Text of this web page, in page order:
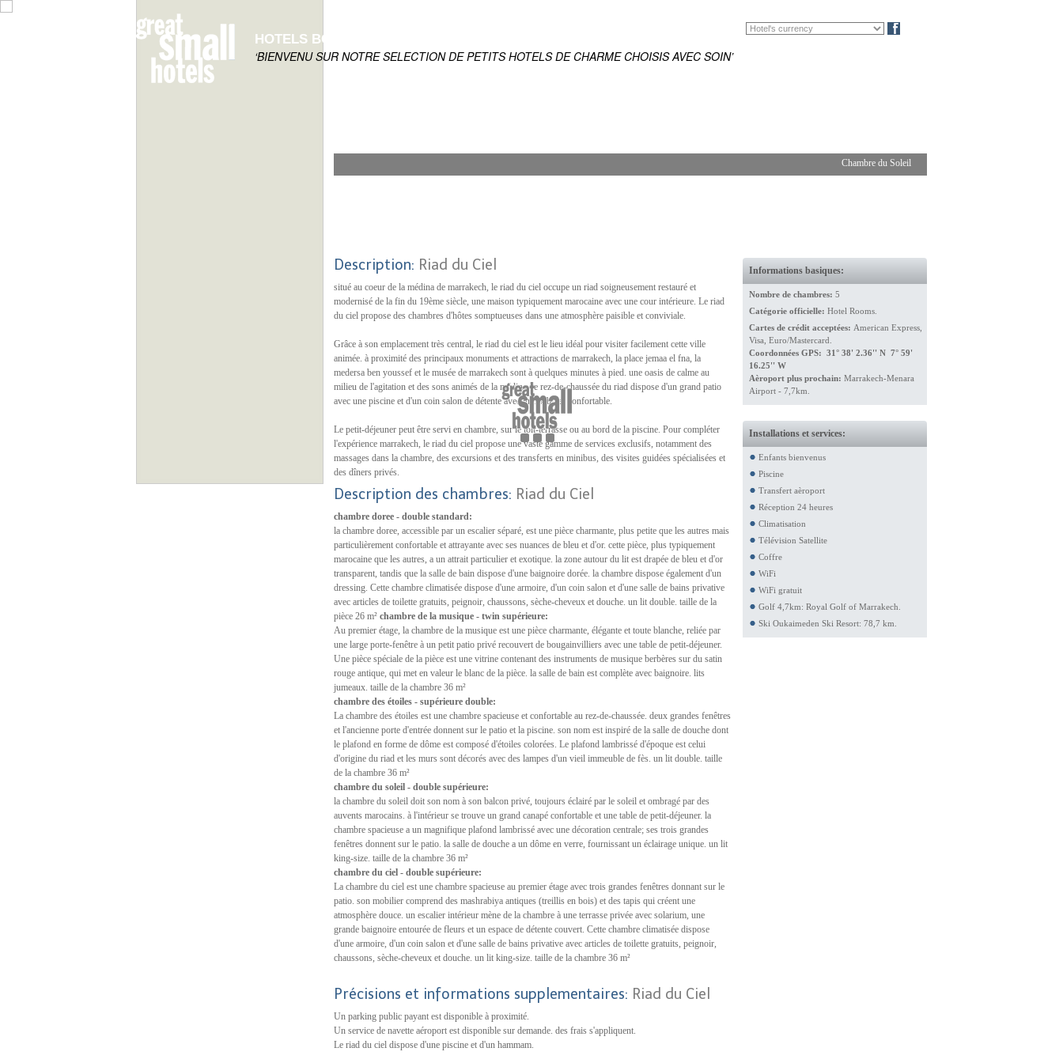
HOTELS BOUTIQUE DU MONDE
‘BIENVENU SUR NOTRE SELECTION DE PETITS HOTELS DE CHARME CHOISIS AVEC SOIN’
Chambre du Soleil
Description: Riad du Ciel
situé au coeur de la médina de marrakech, le riad du ciel occupe un riad soigneusement restauré et
modernisé de la fin du 19ème siècle, une maison typiquement marocaine avec une cour intérieure. Le riad
du ciel propose des chambres d'hôtes somptueuses dans une atmosphère paisible et conviviale.
Grâce à son emplacement très central, le riad du ciel est le lieu idéal pour visiter facilement cette ville
animée. à proximité des principaux monuments et attractions de marrakech, la place jemaa el fna, la
medersa ben youssef et le musée de marrakech sont à quelques minutes à pied. une oasis de calme au
milieu de l'agitation et des sons animés de la médina, le rez-de-chaussée du riad dispose d'un grand patio
avec une piscine et d'un coin salon de détente avec un mobilier confortable.
Le petit-déjeuner peut être servi en chambre, sur le toit-terrasse ou au bord de la piscine. Pour compléter
l'expérience marrakech, le riad du ciel propose une vaste gamme de services exclusifs, notamment des
massages dans la chambre, des excursions et des transferts en minibus, des visites guidées spécialisées et
des dîners privés.
Description des chambres: Riad du Ciel
chambre doree - double standard:
la chambre doree, accessible par un escalier séparé, est une pièce charmante, plus petite que les autres mais
particulièrement confortable et attrayante avec ses nuances de bleu et d'or. cette pièce, plus typiquement
marocaine que les autres, a un attrait particulier et exotique. la zone autour du lit est drapée de bleu et d'or
transparent, tandis que la salle de bain dispose d'une baignoire dorée. la chambre dispose également d'un
dressing. Cette chambre climatisée dispose d'une armoire, d'un coin salon et d'une salle de bains privative
avec articles de toilette gratuits, peignoir, chaussons, sèche-cheveux et douche. un lit double. taille de la
pièce 26 m² chambre de la musique - twin supérieure:
Au premier étage, la chambre de la musique est une pièce charmante, élégante et toute blanche, reliée par
une large porte-fenêtre à un petit patio privé recouvert de bougainvilliers avec une table de petit-déjeuner.
Une pièce spéciale de la pièce est une vitrine contenant des instruments de musique berbères sur du satin
rouge antique, qui met en valeur le blanc de la pièce. la salle de bain est complète avec baignoire. lits
jumeaux. taille de la chambre 36 m²
chambre des étoiles - supérieure double:
La chambre des étoiles est une chambre spacieuse et confortable au rez-de-chaussée. deux grandes fenêtres
et l'ancienne porte d'entrée donnent sur le patio et la piscine. son nom est inspiré de la salle de douche dont
le plafond en forme de dôme est composé d'étoiles colorées. Le plafond lambrissé d'époque est celui
d'origine du riad et les murs sont décorés avec des lampes d'un vieil immeuble de fès. un lit double. taille
de la chambre 36 m²
chambre du soleil - double supérieure:
la chambre du soleil doit son nom à son balcon privé, toujours éclairé par le soleil et ombragé par des
auvents marocains. à l'intérieur se trouve un grand canapé confortable et une table de petit-déjeuner. la
chambre spacieuse a un magnifique plafond lambrissé avec une décoration centrale; ses trois grandes
fenêtres donnent sur le patio. la salle de douche a un dôme en verre, fournissant un éclairage unique. un lit
king-size. taille de la chambre 36 m²
chambre du ciel - double supérieure:
La chambre du ciel est une chambre spacieuse au premier étage avec trois grandes fenêtres donnant sur le
patio. son mobilier comprend des mashrabiya antiques (treillis en bois) et des tapis qui créent une
atmosphère douce. un escalier intérieur mène de la chambre à une terrasse privée avec solarium, une
grande baignoire entourée de fleurs et un espace de détente couvert. Cette chambre climatisée dispose
d'une armoire, d'un coin salon et d'une salle de bains privative avec articles de toilette gratuits, peignoir,
chaussons, sèche-cheveux et douche. un lit king-size. taille de la chambre 36 m²
Précisions et informations supplementaires: Riad du Ciel
Un parking public payant est disponible à proximité.
Un service de navette aéroport est disponible sur demande. des frais s'appliquent.
Le riad du ciel dispose d'une piscine et d'un hammam.
Informations basiques:
Nombre de chambres: 5
Catégorie officielle: Hotel Rooms.
Cartes de crédit acceptées: American Express,
Visa, Euro/Mastercard.
Coordonnées GPS: 31° 38' 2.36'' N 7° 59'
16.25'' W
Aèroport plus prochain: Marrakech-Menara
Airport - 7,7km.
Installations et services:
Enfants bienvenus
Piscine
Transfert aèroport
Réception 24 heures
Climatisation
Télévision Satellite
Coffre
WiFi
WiFi gratuit
Golf 4,7km: Royal Golf of Marrakech.
Ski Oukaimeden Ski Resort: 78,7 km.